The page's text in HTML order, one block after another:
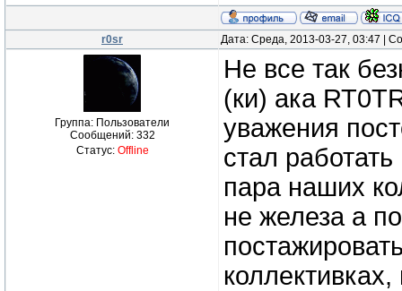
r0sr Дата: Среда, 2013-03-27, 03:47 |
Группа: Пользователи
Сообщений: 332
Статус: Offline
Не все так
(ки) ака
уважения
стал
пара наших
не железа а